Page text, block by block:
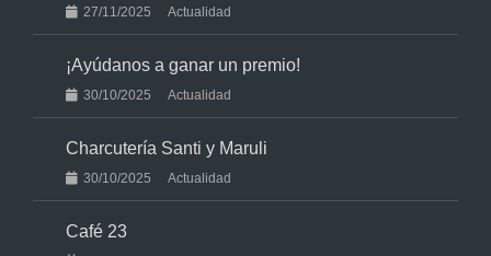
27/11/2025 Actualidad
¡Ayúdanos a ganar un premio!
30/10/2025 Actualidad
Charcutería Santi y Maruli
30/10/2025 Actualidad
Café 23